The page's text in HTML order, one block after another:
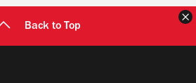
Back to Top